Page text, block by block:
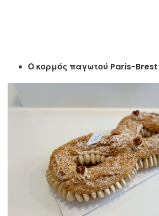
Ο κορμός παγωτού Paris-